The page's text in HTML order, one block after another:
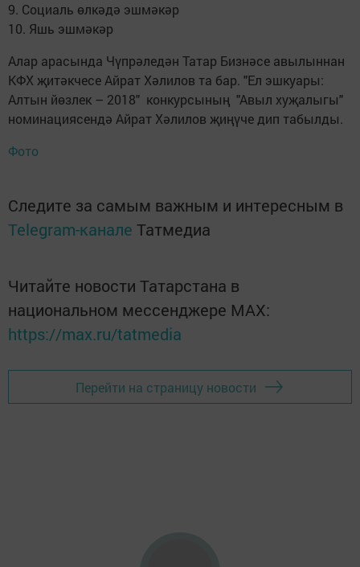
9. Социаль өлкәдә эшмәкәр
10. Яшь эшмәкәр
Алар арасында Чүпрәледән Татар Бизнәсе авылыннан
КФХ җитәкчесе Айрат Хәлилов та бар. "Ел эшкуары:
Алтын йөзлек – 2018" конкурсының "Авыл хуҗалыгы"
номинациясендә Айрат Хәлилов җиңүче дип табылды.
Фото
Следите за самым важным и интересным в
Telegram-канале Татмедиа
Читайте новости Татарстана в
национальном мессенджере MАХ:
https://max.ru/tatmedia
Перейти на страницу новости